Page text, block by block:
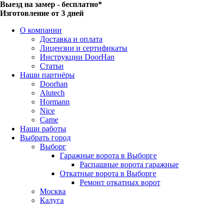
Выезд на замер - бесплатно*
Изготовление от 3 дней
О компании
Доставка и оплата
Лицензии и сертификаты
Инструкции DoorHan
Статьи
Наши партнёры
Doorhan
Alutech
Hormann
Nice
Came
Наши работы
Выбрать город
Выборг
Гаражные ворота в Выборге
Распашные ворота гаражные
Откатные ворота в Выборге
Ремонт откатных ворот
Москва
Калуга